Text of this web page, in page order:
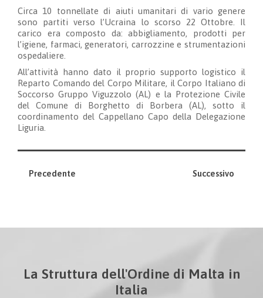
Circa 10 tonnellate di aiuti umanitari di vario genere
sono partiti verso l’Ucraina lo scorso 22 Ottobre. Il
carico era composto da: abbigliamento, prodotti per
l’igiene, farmaci, generatori, carrozzine e strumentazioni
ospedaliere.
All’attività hanno dato il proprio supporto logistico il
Reparto Comando del Corpo Militare, il Corpo Italiano di
Soccorso Gruppo Viguzzolo (AL) e la Protezione Civile
del Comune di Borghetto di Borbera (AL), sotto il
coordinamento del Cappellano Capo della Delegazione
Liguria.
Precedente Successivo
La Struttura dell'Ordine di Malta in
Italia